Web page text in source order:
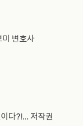
변호사
다?!... 저작권